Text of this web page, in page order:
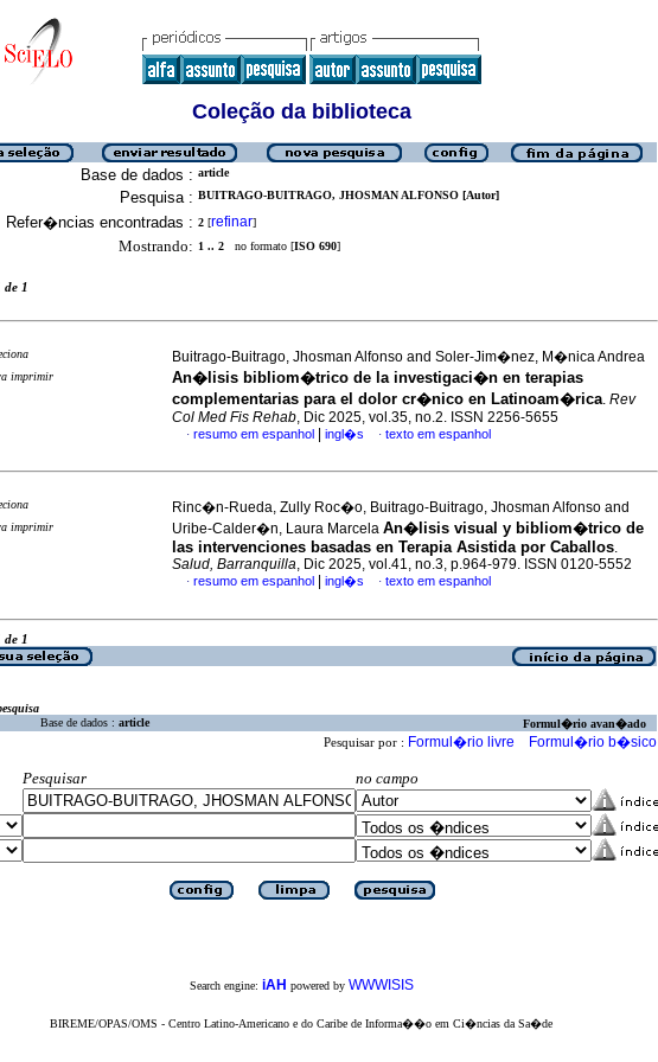
Coleção da biblioteca
Base de dados : article
Pesquisa : BUITRAGO-BUITRAGO, JHOSMAN ALFONSO [Autor]
Refer�ncias encontradas : 2 [refinar]
Mostrando: 1 .. 2 no formato [ISO 690]
1
imprimir
Buitrago-Buitrago, Jhosman Alfonso and Soler-Jim�nez, M�nica Andrea
An�lisis bibliom�trico de la investigaci�n en terapias
complementarias para el dolor cr�nico en Latinoam�rica. Rev
Col Med Fis Rehab, Dic 2025, vol.35, no.2. ISSN 2256-5655
· resumo em espanhol ingl�s · texto em espanhol
imprimir
Rinc�n-Rueda, Zully Roc�o, Buitrago-Buitrago, Jhosman Alfonso and
Uribe-Calder�n, Laura Marcela An�lisis visual y bibliom�trico de
las intervenciones basadas en Terapia Asistida por Caballos.
Salud, Barranquilla, Dic 2025, vol.41, no.3, p.964-979. ISSN 0120-5552
· resumo em espanhol ingl�s · texto em espanhol
1
Base de dados : article Formul�rio avan�ado
Pesquisar por : Formul�rio livre Formul�rio b�sico
Pesquisar
no campo
Search engine: iAH powered by WWWISIS
BIREME/OPAS/OMS - Centro Latino-Americano e do Caribe de Informa��o em Ci�ncias da Sa�de